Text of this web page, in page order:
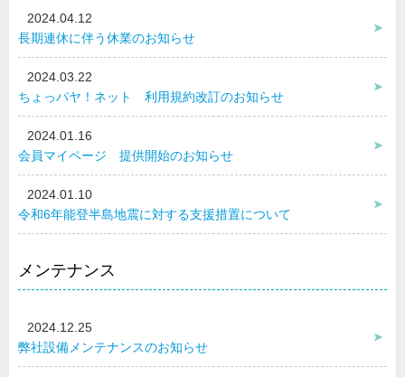
2024.04.12
長期連休に伴う休業のお知らせ
2024.03.22
ちょっパヤ！ネット 利用規約改訂のお知らせ
2024.01.16
会員マイページ 提供開始のお知らせ
2024.01.10
令和6年能登半島地震に対する支援措置について
メンテナンス
2024.12.25
弊社設備メンテナンスのお知らせ